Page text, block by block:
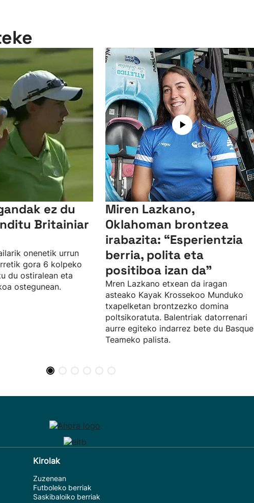
ez du
Britainiar
onenetik urrun
gora 6 kolpeko
du ostiralean eta
ostegunean.
Miren Lazkano,
Oklahoman brontzea
irabazita: “Esperientzia
berria, polita eta
positiboa izan da"
Mren Lazkano etxean da iragan
asteako Kayak Krossekoo Munduko
txapelketan brontzezko domina
poltsikoratuta. Balentriak datorrenari
aurre egiteko indarrez bete du Basque
Teameko palista.
Kirolak
Zuzenean
Futboleko berriak
Saskibaloiko berriak